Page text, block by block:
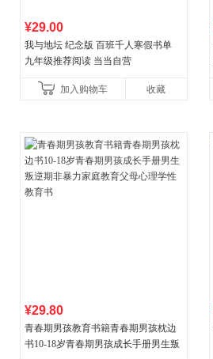
¥29.00
我与地坛 纪念版 百班千人寒假书单
九年级推荐阅读 当当自营
加入购物车 收藏
¥29.80
青春期男孩教育书籍青春期男孩枕边
书10-18岁青春期男孩成长手册男生叛